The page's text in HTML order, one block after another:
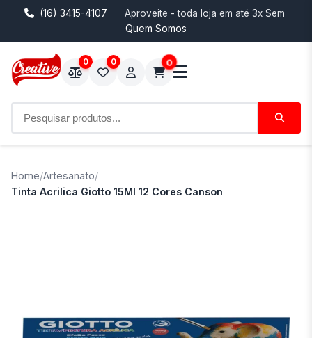
(16) 3415-4107 Aproveite - toda loja em até 3x Sem
Quem Somos
0 0 0
Home/Artesanato/
Tinta Acrilica Giotto 15Ml 12 Cores Canson